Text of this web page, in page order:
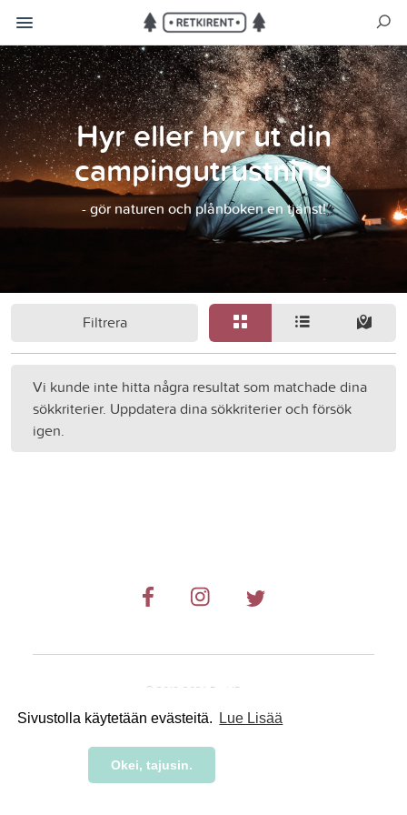
Sivustolla käytetään evästeitä. Lue Lisää
Okei, tajusin.
Hyr eller hyr ut din
campingutrustning
- gör naturen och plånboken en tjänst!
Filtrera
Vi kunde inte hitta några resultat som matchade dina
sökkriterier. Uppdatera dina sökkriterier och försök
igen.
© 2019-2024 RetkiRent .